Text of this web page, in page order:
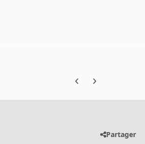
Previous carousel slide
Next carousel slide
Partager